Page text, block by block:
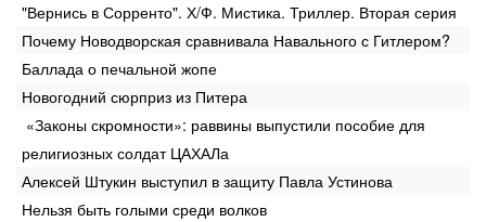
"Вернись в Сорренто". Х/Ф. Мистика. Триллер. Вторая серия
Почему Новодворская сравнивала Навального с Гитлером?
Баллада о печальной жопе
Новогодний сюрприз из Питера
‎ «Законы скромности»: раввины выпустили пособие для
религиозных солдат ‎ЦАХАЛа
Алексей Штукин выступил в защиту Павла Устинова
Нельзя быть голыми среди волков